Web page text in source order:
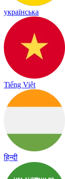
українська
Tiếng Việt
हिन्दी